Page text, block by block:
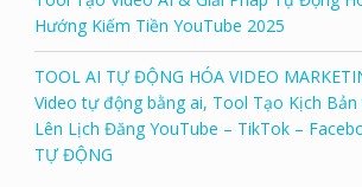
Hướng Kiếm Tiền YouTube 2025
TOOL AI TỰ ĐỘNG HÓA VIDEO
Video tự động bằng ai, Tool Tạo Kịch
Lên Lịch Đăng YouTube – TikTok –
TỰ ĐỘNG